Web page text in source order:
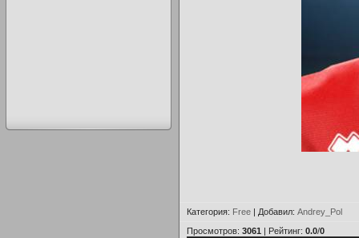
Категория: Free | Добавил: Andrey_Pol
Просмотров: 3061 | Рейтинг: 0.0/0